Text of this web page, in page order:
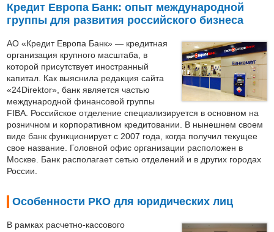
Кредит Европа Банк: опыт международной
группы для развития российского бизнеса
АО «Кредит Европа Банк» — кредитная
организация крупного масштаба, в
которой присутствует иностранный
капитал. Как выяснила редакция сайта
«24Direktor», банк является частью
международной финансовой группы
FIBA. Российское отделение специализируется в основном на
розничном и корпоративном кредитовании. В нынешнем своем
виде банк функционирует с 2007 года, когда получил текущее
свое название. Головной офис организации расположен в
Москве. Банк располагает сетью отделений и в других городах
России.
Особенности РКО для юридических лиц
В рамках расчетно-кассового